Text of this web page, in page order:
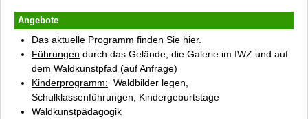
Angebote
Das aktuelle Programm finden Sie hier.
Führungen durch das Gelände, die Galerie im IWZ und auf
dem Waldkunstpfad (auf Anfrage)
Kinderprogramm: Waldbilder legen,
Schulklassenführungen, Kindergeburtstage
Waldkunstpädagogik